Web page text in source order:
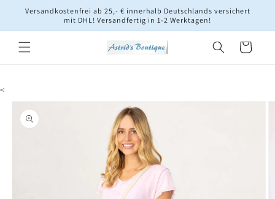
zum
Versandkostenfrei ab 25,- € innerhalb Deutschlands versichert
mit DHL! Versandfertig in 1-2 Werktagen!
Warenkorb
<